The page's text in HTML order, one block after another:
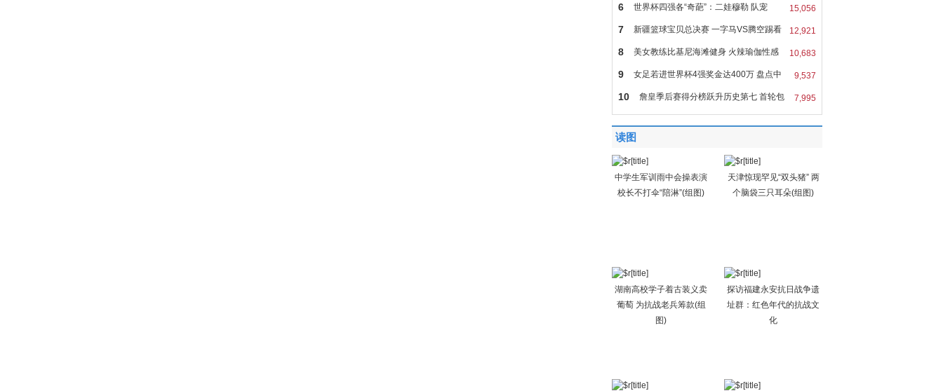
压力 15,056
6 世界杯四强各“奇葩”：二娃穆勒 队宠
12,921
7 新疆篮球宝贝总决赛 一字马VS腾空踢看
10,683
8 美女教练比基尼海滩健身 火辣瑜伽性感
9,537
9 女足若进世界杯4强奖金达400万 盘点中
7,995
10 詹皇季后赛得分榜跃升历史第七 首轮包
读图
中学生军训雨中会操表演
校长不打伞“陪淋”(组图)
天津惊现罕见“双头猪” 两
个脑袋三只耳朵(组图)
湖南高校学子着古装义卖
葡萄 为抗战老兵筹款(组
图)
探访福建永安抗日战争遗
址群：红色年代的抗战文
化